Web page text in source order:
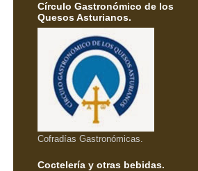
Círculo Gastronómico de los
Quesos Asturianos.
Cofradías Gastronómicas.
Coctelería y otras bebidas.